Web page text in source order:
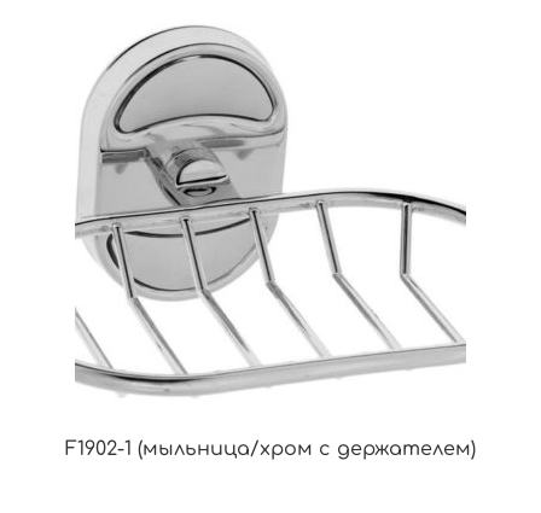
F1902-1 (мыльница/хром с держателем)